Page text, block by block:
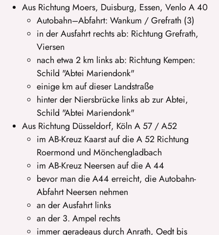
Aus Richtung Moers, Duisburg, Essen, Venlo A 40
Autobahn–Abfahrt: Wankum / Grefrath (3)
in der Ausfahrt rechts ab: Richtung Grefrath,
Viersen
nach etwa 2 km links ab: Richtung Kempen:
Schild "Abtei Mariendonk"
einige km auf dieser Landstraße
hinter der Niersbrücke links ab zur Abtei,
Schild "Abtei Mariendonk"
Aus Richtung Düsseldorf, Köln A 57 / A52
im AB-Kreuz Kaarst auf die A 52 Richtung
Roermond und Mönchengladbach
im AB-Kreuz Neersen auf die A 44
bevor man die A44 erreicht, die Autobahn-
Abfahrt Neersen nehmen
an der Ausfahrt links
an der 3. Ampel rechts
immer geradeaus durch Anrath, Oedt bis